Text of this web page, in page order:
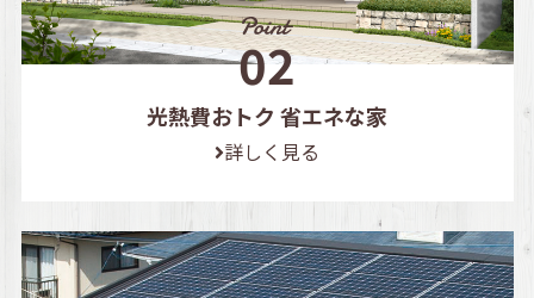
光熱費おトク 省エネな家
詳しく見る